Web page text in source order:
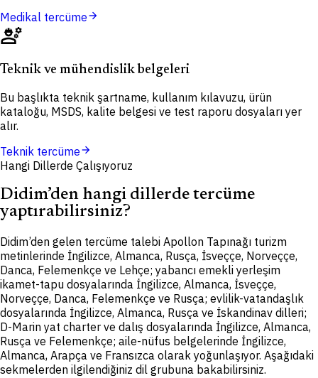
Medikal tercümearrow_forward
engineering
Teknik ve mühendislik belgeleri
Bu başlıkta teknik şartname, kullanım kılavuzu, ürün
kataloğu, MSDS, kalite belgesi ve test raporu dosyaları yer
alır.
Teknik tercümearrow_forward
Hangi Dillerde Çalışıyoruz
Didim’den hangi dillerde tercüme
yaptırabilirsiniz?
Didim’den gelen tercüme talebi Apollon Tapınağı turizm
metinlerinde İngilizce, Almanca, Rusça, İsveççe, Norveççe,
Danca, Felemenkçe ve Lehçe; yabancı emekli yerleşim
ikamet-tapu dosyalarında İngilizce, Almanca, İsveççe,
Norveççe, Danca, Felemenkçe ve Rusça; evlilik-vatandaşlık
dosyalarında İngilizce, Almanca, Rusça ve İskandinav dilleri;
D-Marin yat charter ve dalış dosyalarında İngilizce, Almanca,
Rusça ve Felemenkçe; aile-nüfus belgelerinde İngilizce,
Almanca, Arapça ve Fransızca olarak yoğunlaşıyor. Aşağıdaki
sekmelerden ilgilendiğiniz dil grubuna bakabilirsiniz.